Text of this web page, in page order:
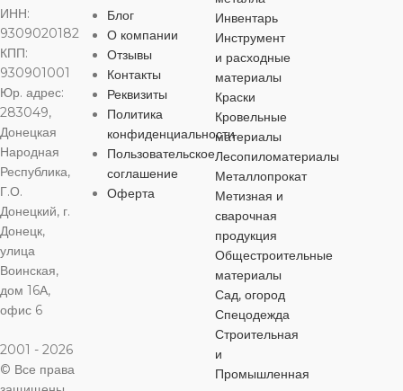
ИНН:
9309020182
КПП:
930901001
Юр. адрес:
283049,
Донецкая
Народная
Республика,
Г.О.
Донецкий, г.
Донецк,
улица
Воинская,
дом 16А,
офис 6
2001 - 2026
© Все права
Блог
О компании
Отзывы
Контакты
Реквизиты
Политика
конфиденциальности
Пользовательское
соглашение
Оферта
Инвентарь
Инструмент
и расходные
материалы
Краски
Кровельные
материалы
Лесопиломатериалы
Металлопрокат
Метизная и
сварочная
продукция
Общестроительные
материалы
Сад, огород
Спецодежда
Строительная
и
Промышленная